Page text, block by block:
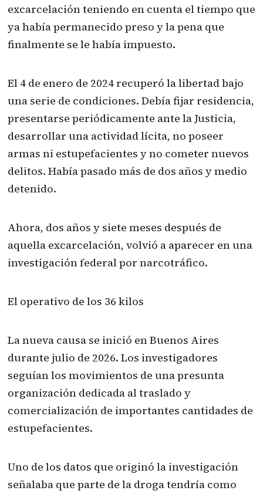
excarcelación teniendo en cuenta el tiempo que
ya había permanecido preso y la pena que
finalmente se le había impuesto.
El 4 de enero de 2024 recuperó la libertad bajo
una serie de condiciones. Debía fijar residencia,
presentarse periódicamente ante la Justicia,
desarrollar una actividad lícita, no poseer
armas ni estupefacientes y no cometer nuevos
delitos. Había pasado más de dos años y medio
detenido.
Ahora, dos años y siete meses después de
aquella excarcelación, volvió a aparecer en una
investigación federal por narcotráfico.
El operativo de los 36 kilos
La nueva causa se inició en Buenos Aires
durante julio de 2026. Los investigadores
seguían los movimientos de una presunta
organización dedicada al traslado y
comercialización de importantes cantidades de
estupefacientes.
Uno de los datos que originó la investigación
señalaba que parte de la droga tendría como